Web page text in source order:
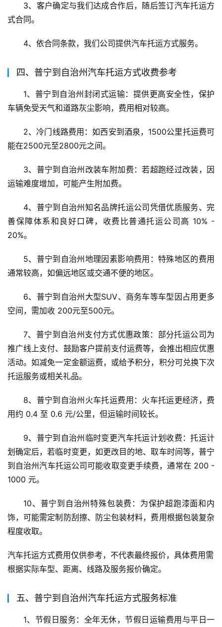
3、客户确定与我们达成合作后，随后签订汽车托运方
式合同。
4、依合同条款，我们公司提供汽车托运方式服务。
四、普宁到自治州汽车托运方式收费参考
1、普宁到自治州封闭式运输：提供更高安全性，保护
车辆免受天气和道路灰尘影响，费用相对较高。
2、冷门线路费用：如西安到酒泉，1500公里托运费可
能在2500元至2800元之间。
3、普宁到自治州改装车附加费：若超跑经过改装，因
运输难度增加，可能产生附加费。
4、普宁到自治州知名品牌托运公司凭借优质服务、完
善保障体系和良好口碑，收费比普通托运公司高 10% -
20%。
5、普宁到自治州地理因素影响费用：特殊地区的费用
通常较高，如偏远地区或交通不便的地区。
6、普宁到自治州大型SUV、商务车等车型因占用更多
空间，需加收 200元至500元。
7、普宁到自治州支付方式优惠政策：部分托运公司为
推广线上支付、鼓励客户提前支付运费等，会推出相应优惠
活动。如减免一定金额运费，或给予积分，积分可兑换下次
托运服务或相关礼品。
8、普宁到自治州火车托运费用：火车托运更经济，费
用约 0.4 至 0.6 元/公里，但运输时间较长。
9、普宁到自治州临时变更汽车托运计划收费：托运计
划确定后，若临时变更，如更改目的地、取车时间等，普宁
到自治州汽车托运公司可能收取变更手续费，通常在 200 -
1000 元。
10、普宁到自治州特殊包装费：为保护超跑漆面和内
饰，可能需定制防刮擦、防尘包装材料，费用根据包装复杂
程度收取。
汽车托运方式费用仅供参考，不代表最终报价，具体费用需
根据实际车型、距离、线路及服务报价确定。
五、普宁到自治州汽车托运方式服务标准
1、节假日服务：全年无休，节假日运输费用与平日一